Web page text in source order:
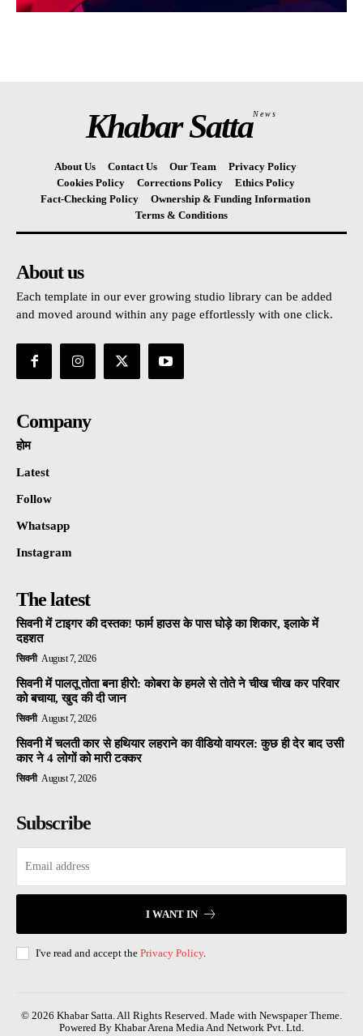
Khabar SattaNews
About Us Contact Us Our Team
Privacy Policy
Cookies Policy
Corrections Policy
Ethics Policy
Fact-Checking Policy
Ownership & Funding Information
Terms & Conditions
About us
Each template in our ever growing studio library can be added
and moved around within any page effortlessly with one click.
Company
होम
Latest
Follow
Whatsapp
Instagram
The latest
सिवनी में टाइगर की दस्तक! फार्म हाउस के पास घोड़े का शिकार, इलाके में
दहशत
सिवनी August 7, 2026
सिवनी में पालतू तोता बना हीरो: कोबरा के हमले से तोते ने चीख चीख कर परिवार
को बचाया, खुद की दी जान
सिवनी August 7, 2026
सिवनी में चलती कार से हथियार लहराने का वीडियो वायरल: कुछ ही देर बाद उसी
कार ने 4 लोगों को मारी टक्कर
सिवनी August 7, 2026
Subscribe
I WANT IN
I've read and accept the Privacy Policy.
© 2026 Khabar Satta. All Rights Reserved. Made with Newspaper Theme.
Powered By Khabar Arena Media And Network Pvt. Ltd.